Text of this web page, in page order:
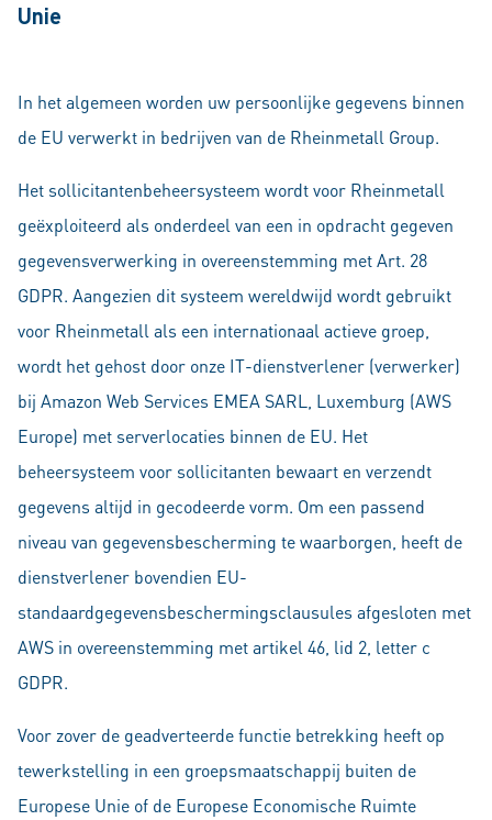
Unie
In het algemeen worden uw persoonlijke gegevens binnen
de EU verwerkt in bedrijven van de Rheinmetall Group.
Het sollicitantenbeheersysteem wordt voor Rheinmetall
geëxploiteerd als onderdeel van een in opdracht gegeven
gegevensverwerking in overeenstemming met Art. 28
GDPR. Aangezien dit systeem wereldwijd wordt gebruikt
voor Rheinmetall als een internationaal actieve groep,
wordt het gehost door onze IT-dienstverlener (verwerker)
bij Amazon Web Services EMEA SARL, Luxemburg (AWS
Europe) met serverlocaties binnen de EU. Het
beheersysteem voor sollicitanten bewaart en verzendt
gegevens altijd in gecodeerde vorm. Om een passend
niveau van gegevensbescherming te waarborgen, heeft de
dienstverlener bovendien EU-
standaardgegevensbeschermingsclausules afgesloten met
AWS in overeenstemming met artikel 46, lid 2, letter c
GDPR.
Voor zover de geadverteerde functie betrekking heeft op
tewerkstelling in een groepsmaatschappij buiten de
Europese Unie of de Europese Economische Ruimte